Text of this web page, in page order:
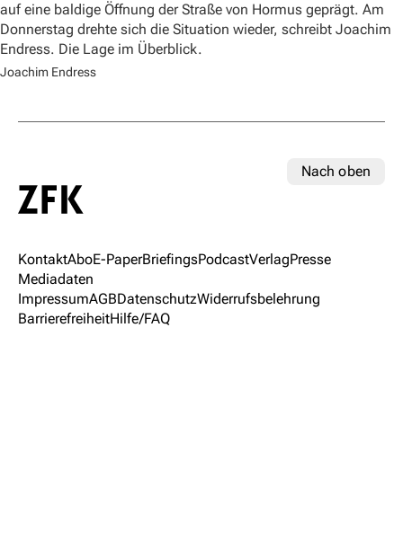
auf eine baldige Öffnung der Straße von Hormus geprägt. Am
Donnerstag drehte sich die Situation wieder, schreibt Joachim
Endress. Die Lage im Überblick.
Joachim Endress
Nach oben
KontaktAboE-PaperBriefingsPodcastVerlagPresse
Mediadaten
ImpressumAGBDatenschutzWiderrufsbelehrung
BarrierefreiheitHilfe/FAQ